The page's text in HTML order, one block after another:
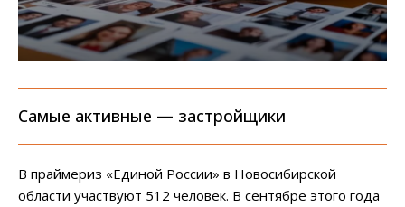
Самые активные — застройщики
В праймериз «Единой России» в Новосибирской
области участвуют 512 человек. В сентябре этого года